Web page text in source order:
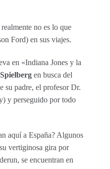
no es lo que
Ford) en sus viajes.
en «Indiana Jones y la
en busca del
su padre, el profesor Dr.
y perseguido por todo
aquí a España? Algunos
vertiginosa gira por
se encuentran en